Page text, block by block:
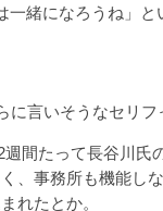
一緒になろうね」と
言いそうなセリフ
間たって長谷川氏
、事務所も機能し
れたとか。